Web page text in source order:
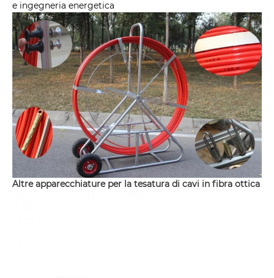
e ingegneria energetica
Altre apparecchiature per la tesatura di cavi in ​​fibra ottica